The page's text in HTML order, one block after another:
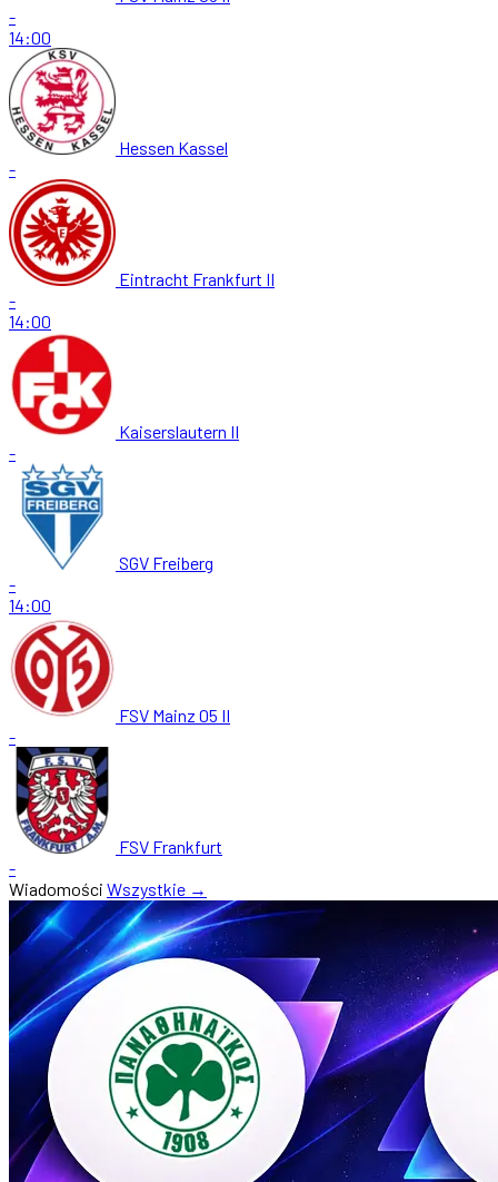
-
14:00
Hessen Kassel
-
Eintracht Frankfurt II
-
14:00
Kaiserslautern II
-
SGV Freiberg
-
14:00
FSV Mainz 05 II
-
FSV Frankfurt
-
Wiadomości Wszystkie →